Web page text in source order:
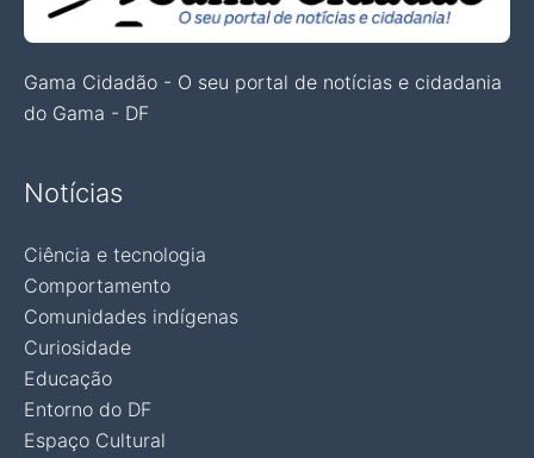
Gama Cidadão - O seu portal de notícias e cidadania
do Gama - DF
Notícias
Ciência e tecnologia
Comportamento
Comunidades indígenas
Curiosidade
Educação
Entorno do DF
Espaço Cultural